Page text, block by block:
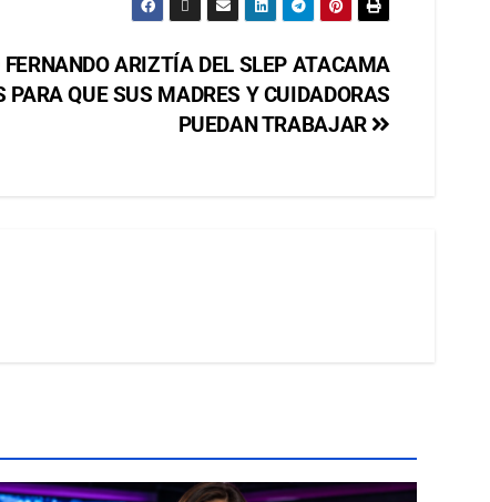
ARIZTÍA DEL SLEP ATACAMA
PARA QUE SUS MADRES Y CUIDADORAS
PUEDAN TRABAJAR